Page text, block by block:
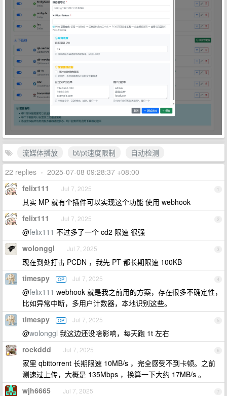
流媒体播放 bt/pt速度限制
自动检测
22 replies • 2025-07-08 09:28:37 +08:00
1
felix111 Jul 7, 2025
其实 MP 就有个插件可以实现这个功能 使用 webhook
2
felix111 Jul 7, 2025
@felix111 不过多了一个 cd2 限速 很强
3
wolonggl Jul 7, 2025
现在到处打击 PCDN ，我先 PT 都长期限速 100KB
4
timespy OP Jul 7, 2025
@felix111 webhook 就是我之前用的方案，存在很多不确定性，
比如异常中断，多用户计数器，本地识别这些。
5
timespy OP Jul 7, 2025
@wolonggl 我这边还没啥影响，每天跑 1t 左右
6
rockddd Jul 7, 2025
家里 qbittorrent 长期限速 10MB/s ，完全感受不到卡顿。之前
测速过上传，大概是 135Mbps ，换算一下大约 17MB/s 。
7
wjh6665 Jul 7, 2025